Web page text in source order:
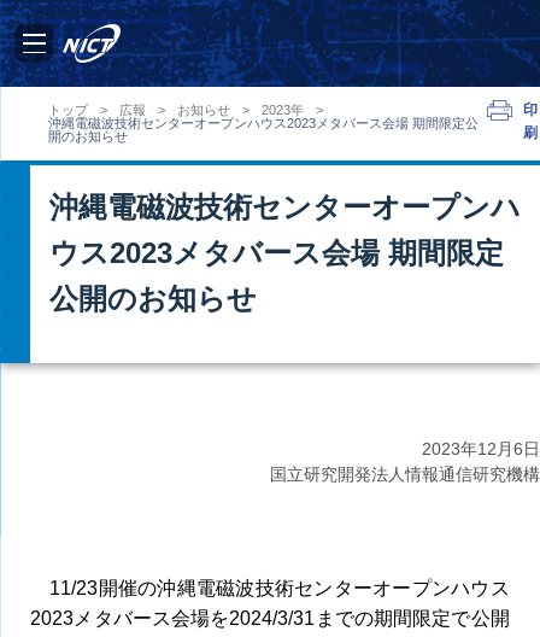
トップ > 広報 > お知らせ > 2023年
>
沖縄電磁波技術センターオープンハウス2023メタバース会場 期間限定公
開のお知らせ
印
刷
沖縄電磁波技術センターオープンハ
ウス2023メタバース会場 期間限定
公開のお知らせ
2023年12月6日
国立研究開発法人情報通信研究機構
11/23開催の沖縄電磁波技術センターオープンハウス
2023メタバース会場を2024/3/31までの期間限定で公開